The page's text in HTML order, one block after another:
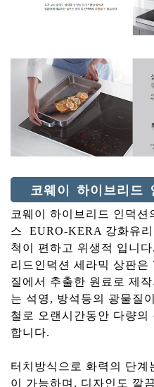
코웨이 하이브리드
코웨이 하이브리드 인덕션
스 EURO-KERA 강화유리
척이 편하고 위생적 입니
리드인덕션 세라믹 상판은
질에서 추출한 원료로 제
는 석영, 방석등의 광물질
철로 오랜시간동안 다량의
합니다.
터치방식으로 화력의 단계
이 가능하며, 디자인도 깔